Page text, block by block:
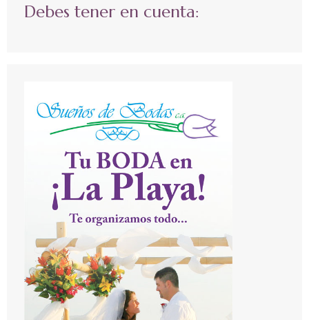
Debes tener en cuenta: